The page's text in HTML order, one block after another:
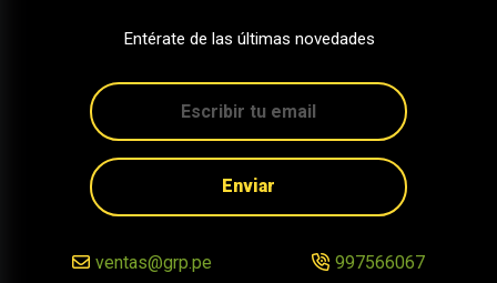
Entérate de las últimas novedades
Enviar
ventas@grp.pe 997566067